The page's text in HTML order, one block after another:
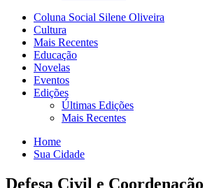
Coluna Social Silene Oliveira
Cultura
Mais Recentes
Educação
Novelas
Eventos
Edições
Últimas Edições
Mais Recentes
Home
Sua Cidade
Defesa Civil e